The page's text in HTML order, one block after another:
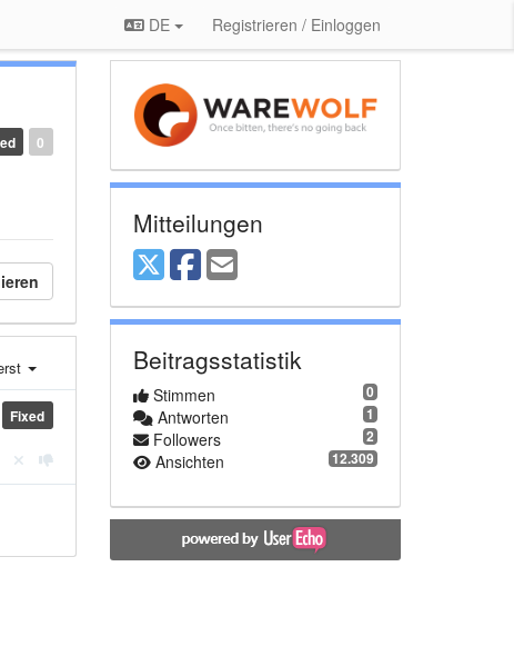
DE Registrieren / Einloggen
0
Fixed
Mitteilungen
Beitragsstatistik
0
Stimmen
1
Antworten
2
Followers
12.309
Ansichten